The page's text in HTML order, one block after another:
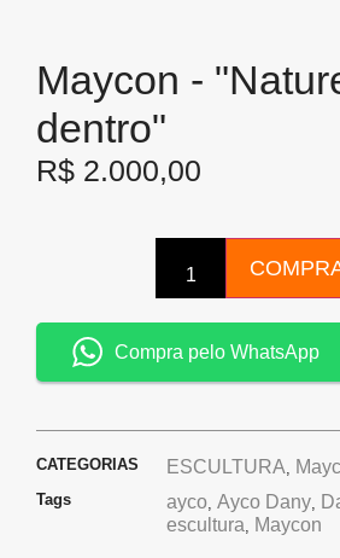
Maycon -
dentro"
R$ 2.000,00
Compra pelo WhatsApp
CATEGORIAS ESCULTURA,
Tags ayco, Ayco Dany,
escultura, Maycon